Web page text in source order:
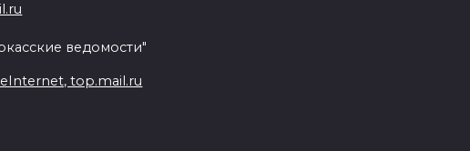
ведомости"
top.mail.ru